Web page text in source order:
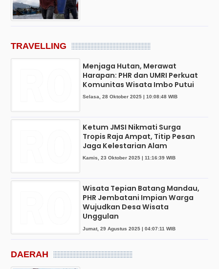
TRAVELLING
Menjaga Hutan, Merawat
Harapan: PHR dan UMRI Perkuat
Komunitas Wisata Imbo Putui
Selasa, 28 Oktober 2025 | 10:08:48 WIB
Ketum JMSI Nikmati Surga
Tropis Raja Ampat, Titip Pesan
Jaga Kelestarian Alam
Kamis, 23 Oktober 2025 | 11:16:39 WIB
Wisata Tepian Batang Mandau,
PHR Jembatani Impian Warga
Wujudkan Desa Wisata
Unggulan
Jumat, 29 Agustus 2025 | 04:07:11 WIB
DAERAH